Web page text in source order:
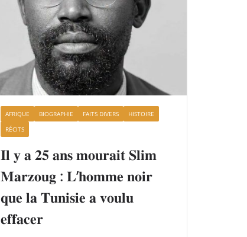
AFRIQUE BIOGRAPHIE FAITS DIVERS
HISTOIRE
RÉCITS
𝐈𝐥 𝐲 𝐚 𝟐𝟓 𝐚𝐧𝐬 𝐦𝐨𝐮𝐫𝐚𝐢𝐭 𝐒𝐥𝐢𝐦
𝐌𝐚𝐫𝐳𝐨𝐮𝐠 : 𝐋’𝐡𝐨𝐦𝐦𝐞 𝐧𝐨𝐢𝐫
𝐪𝐮𝐞 𝐥𝐚 𝐓𝐮𝐧𝐢𝐬𝐢𝐞 𝐚 𝐯𝐨𝐮𝐥𝐮
𝐞𝐟𝐟𝐚𝐜𝐞𝐫